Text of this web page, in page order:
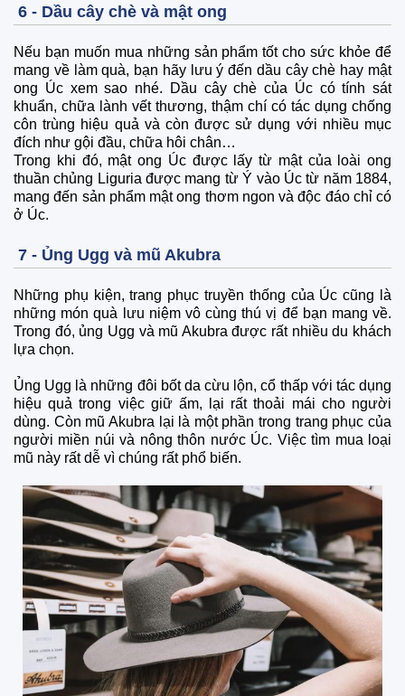
6 - Dầu cây chè và mật ong
Nếu bạn muốn mua những sản phẩm tốt cho sức khỏe để
mang về làm quà, bạn hãy lưu ý đến dầu cây chè hay mật
ong Úc xem sao nhé. Dầu cây chè của Úc có tính sát
khuẩn, chữa lành vết thương, thậm chí có tác dụng chống
côn trùng hiệu quả và còn được sử dụng với nhiều mục
đích như gội đầu, chữa hôi chân…
Trong khi đó, mật ong Úc được lấy từ mật của loài ong
thuần chủng Liguria được mang từ Ý vào Úc từ năm 1884,
mang đến sản phẩm mật ong thơm ngon và độc đáo chỉ có
ở Úc.
7 - Ủng Ugg và mũ Akubra
Những phụ kiện, trang phục truyền thống của Úc cũng là
những món quà lưu niệm vô cùng thú vị để bạn mang về.
Trong đó, ủng Ugg và mũ Akubra được rất nhiều du khách
lựa chọn.
Ủng Ugg là những đôi bốt da cừu lộn, cổ thấp với tác dụng
hiệu quả trong việc giữ ấm, lại rất thoải mái cho người
dùng. Còn mũ Akubra lại là một phần trong trang phục của
người miền núi và nông thôn nước Úc. Việc tìm mua loại
mũ này rất dễ vì chúng rất phổ biến.